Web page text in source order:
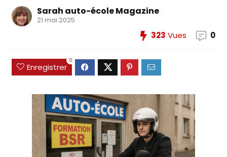
Sarah auto-école Magazine
21 mai 2025
323 Vues 0
Enregistrer
0